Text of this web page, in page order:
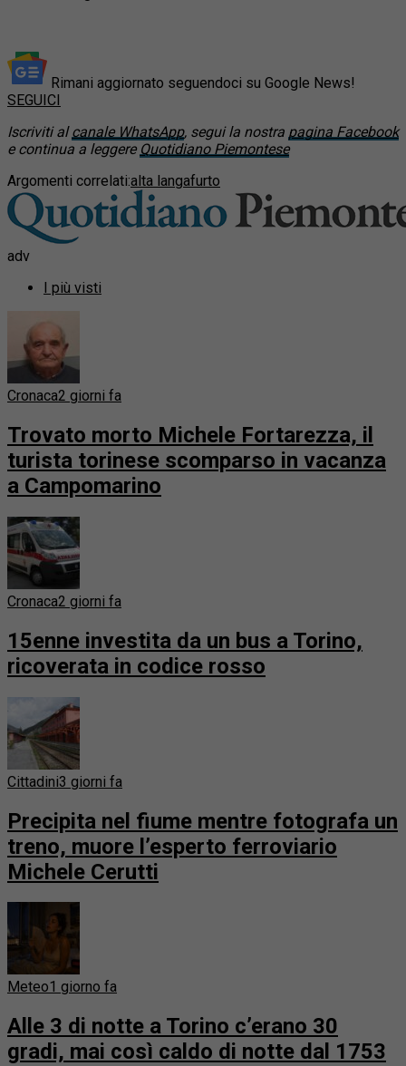
Rimani aggiornato seguendoci su Google News!
SEGUICI
Iscriviti alcanale WhatsApp, segui la nostra pagina Facebook
e continua a leggere Quotidiano Piemontese
Argomenti correlati:alta langafurto
adv
I più visti
Cronaca2 giorni fa
Trovato morto Michele Fortarezza, il
turista torinese scomparso in vacanza
a Campomarino
Cronaca2 giorni fa
15enne investita da un bus a Torino,
ricoverata in codice rosso
Cittadini3 giorni fa
Precipita nel fiume mentre fotografa un
treno, muore l’esperto ferroviario
Michele Cerutti
Meteo1 giorno fa
Alle 3 di notte a Torino c’erano 30
gradi, mai così caldo di notte dal 1753